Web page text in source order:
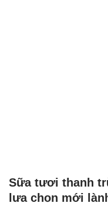
Sữa tươi thanh
lựa chọn mới